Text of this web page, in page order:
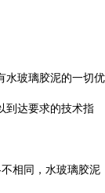
水玻璃胶泥的一切优
到达要求的技术指
相同，水玻璃胶泥